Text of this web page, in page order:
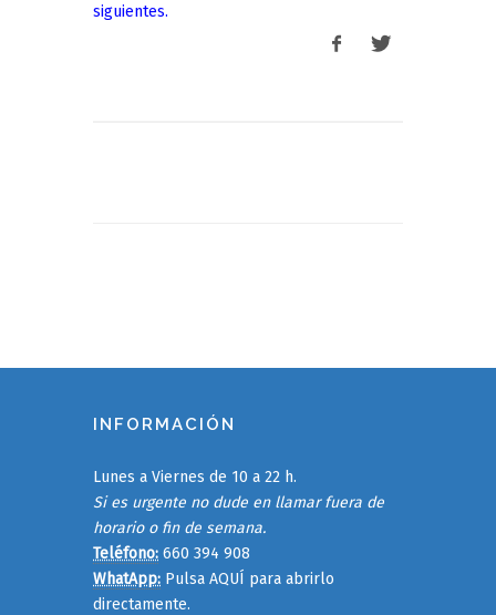
siguientes.
INFORMACIÓN
Lunes a Viernes de 10 a 22 h.
Si es urgente no dude en llamar fuera de
horario o fin de semana.
Teléfono: 660 394 908
WhatApp: Pulsa AQUÍ para abrirlo
directamente.